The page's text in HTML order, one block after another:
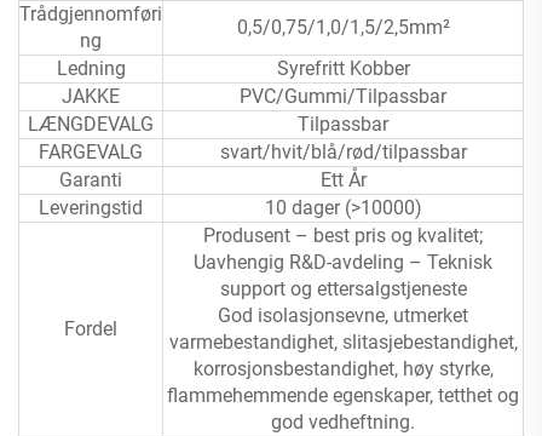
Trådgjennomføri
ng
0,5/0,75/1,0/1,5/2,5mm²
Ledning
Syrefritt Kobber
JAKKE
PVC/Gummi/Tilpassbar
LÆNGDEVALG
Tilpassbar
FARGEVALG
svart/hvit/blå/rød/tilpassbar
Garanti
Ett År
Leveringstid
10 dager (>10000)
Fordel
Produsent – best pris og kvalitet;
Uavhengig R&D-avdeling – Teknisk
support og ettersalgstjeneste
God isolasjonsevne, utmerket
varmebestandighet, slitasjebestandighet,
korrosjonsbestandighet, høy styrke,
flammehemmende egenskaper, tetthet og
god vedheftning.